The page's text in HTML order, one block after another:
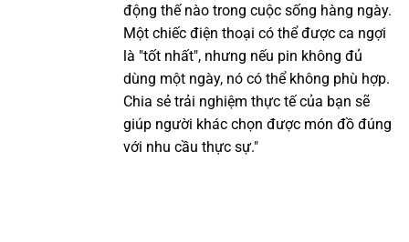
động thế nào trong cuộc sống hàng ngày.
Một chiếc điện thoại có thể được ca ngợi
là "tốt nhất", nhưng nếu pin không đủ
dùng một ngày, nó có thể không phù hợp.
Chia sẻ trải nghiệm thực tế của bạn sẽ
giúp người khác chọn được món đồ đúng
với nhu cầu thực sự."